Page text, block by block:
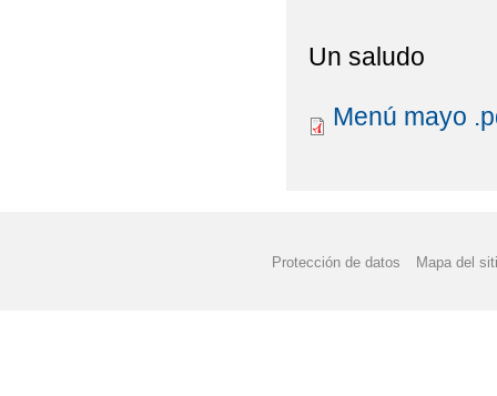
Un saludo
Menú mayo
Protección de datos Mapa del